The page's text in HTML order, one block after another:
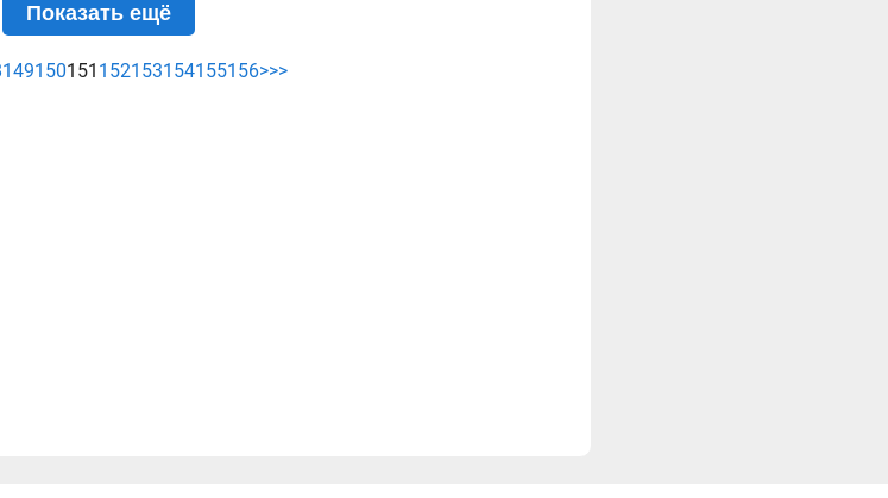
Показать ещё
149150151 152153154155156>>>